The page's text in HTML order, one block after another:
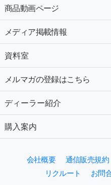
商品動画ページ
メディア掲載情報
資料室
メルマガの登録はこちら
ディーラー紹介
購入案内
会社概要 通信販売規約
リクルート
お問